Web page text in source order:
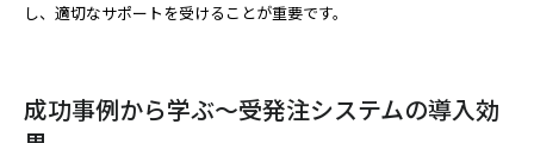
し、適切なサポートを受けることが重要です。
成功事例から学ぶ～受発注システムの導入効